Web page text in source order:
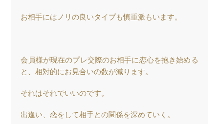
お相手にはノリの良いタイプも慎重派もいます。
会員様が現在のプレ交際のお相手に恋心を抱き始める
と、相対的にお見合いの数が減ります。
それはそれでいいのです。
出逢い、恋をして相手との関係を深めていく。